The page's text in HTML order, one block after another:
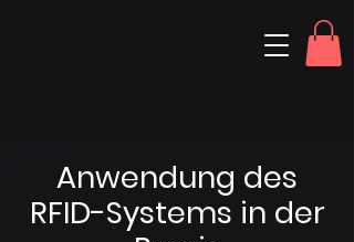
Anwendung des
RFID-Systems in der